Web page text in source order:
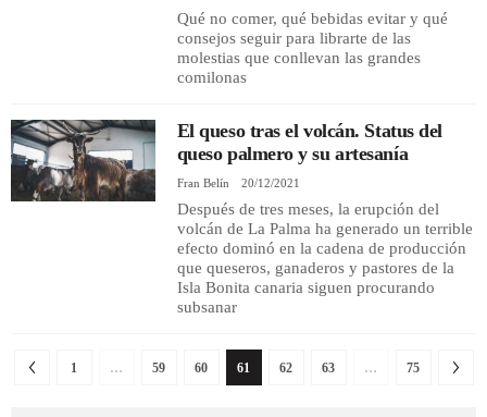
Qué no comer, qué bebidas evitar y qué
consejos seguir para librarte de las
molestias que conllevan las grandes
comilonas
El queso tras el volcán. Status del
queso palmero y su artesanía
Fran Belín 20/12/2021
Después de tres meses, la erupción del
volcán de La Palma ha generado un terrible
efecto dominó en la cadena de producción
que queseros, ganaderos y pastores de la
Isla Bonita canaria siguen procurando
subsanar
1 … 59 60 61 62 63 … 75